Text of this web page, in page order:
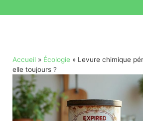
Accueil » Écologie » Levure chimique
elle toujours ?